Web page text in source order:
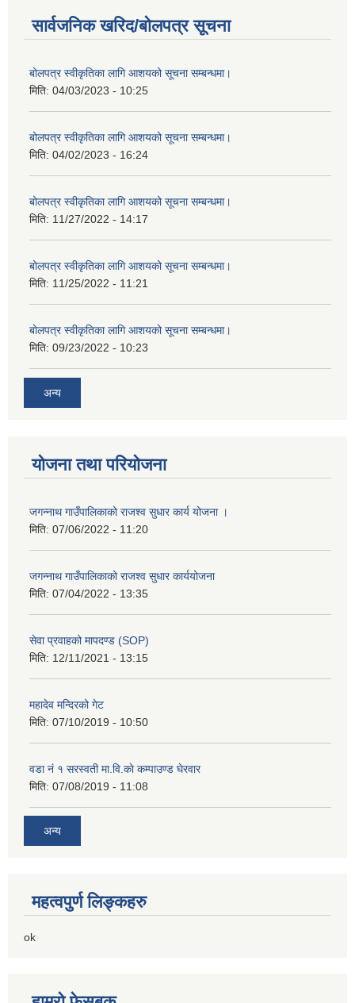
सार्वजनिक खरिद/बोलपत्र सूचना
बोलपत्र स्वीकृतिका लागि आशयको सूचना सम्बन्धमा।
मिति: 04/03/2023 - 10:25
बोलपत्र स्वीकृतिका लागि आशयको सूचना सम्बन्धमा।
मिति: 04/02/2023 - 16:24
बोलपत्र स्वीकृतिका लागि आशयको सूचना सम्बन्धमा।
मिति: 11/27/2022 - 14:17
बोलपत्र स्वीकृतिका लागि आशयको सूचना सम्बन्धमा।
मिति: 11/25/2022 - 11:21
बोलपत्र स्वीकृतिका लागि आशयको सूचना सम्बन्धमा।
मिति: 09/23/2022 - 10:23
अन्य
योजना तथा परियोजना
जगन्नाथ गाउँपालिकाको राजश्व सुधार कार्य योजना ।
मिति: 07/06/2022 - 11:20
जगन्नाथ गाउँपालिकाको राजश्व सुधार कार्ययोजना
मिति: 07/04/2022 - 13:35
सेवा प्रवाहको मापदण्ड (SOP)
मिति: 12/11/2021 - 13:15
महादेव मन्दिरको गेट
मिति: 07/10/2019 - 10:50
वडा नं १ सरस्वती मा.वि.काे कम्पाउण्ड घेरवार
मिति: 07/08/2019 - 11:08
अन्य
महत्वपुर्ण लिङ्कहरु
ok